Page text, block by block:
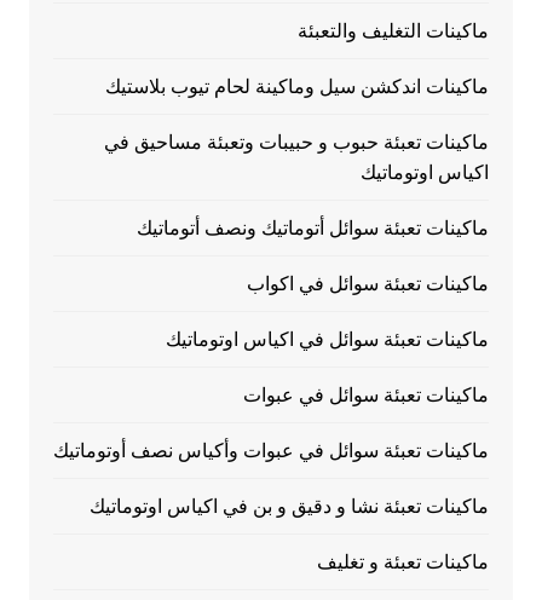
ماكينات التغليف والتعبئة
ماكينات اندكشن سيل وماكينة لحام تيوب بلاستيك
ماكينات تعبئة حبوب و حبيبات وتعبئة مساحيق في
اكياس اوتوماتيك
ماكينات تعبئة سوائل أتوماتيك ونصف أتوماتيك
ماكينات تعبئة سوائل في اكواب
ماكينات تعبئة سوائل في اكياس اوتوماتيك
ماكينات تعبئة سوائل في عبوات
ماكينات تعبئة سوائل في عبوات وأكياس نصف أوتوماتيك
ماكينات تعبئة نشا و دقيق و بن في اكياس اوتوماتيك
ماكينات تعبئة و تغليف